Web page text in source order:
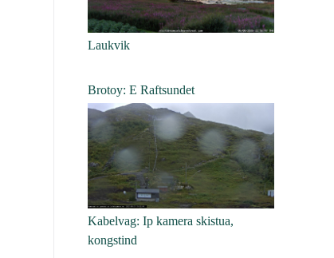
Laukvik
Brotoy: E Raftsundet
Kabelvag: Ip kamera skistua,
kongstind